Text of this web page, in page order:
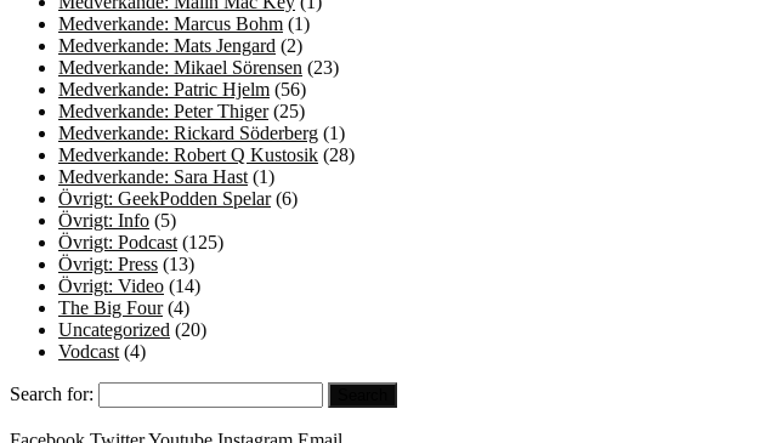
Medverkande: Marcus Bohm (1)
Medverkande: Mats Jengard (2)
Medverkande: Mikael Sörensen (23)
Medverkande: Patric Hjelm (56)
Medverkande: Peter Thiger(25)
Medverkande: Rickard Söderberg (1)
Medverkande: Robert Q Kustosik (28)
Medverkande: Sara Hast (1)
Övrigt: GeekPodden Spelar(6)
Övrigt: Info (5)
Övrigt: Podcast (125)
Övrigt: Press (13)
Övrigt: Video (14)
The Big Four(4)
Uncategorized (20)
Vodcast (4)
Search for: